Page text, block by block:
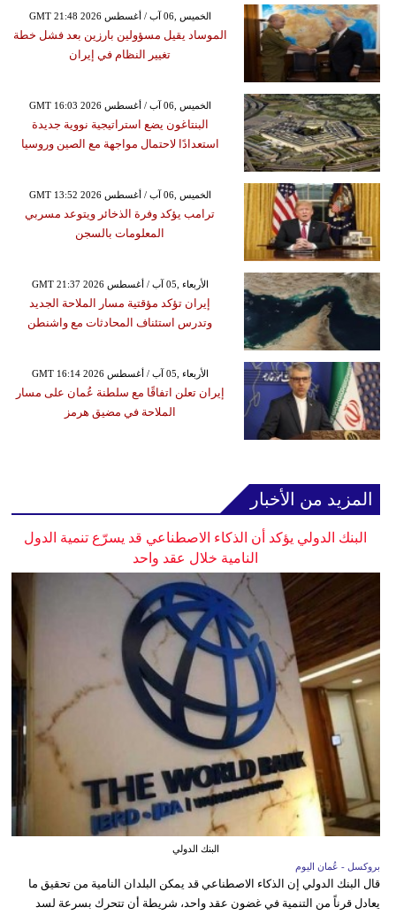
GMT 21:48 2026 الخميس ,06 آب / أغسطس
الموساد يقيل مسؤولين بارزين بعد فشل خطة
تغيير النظام في إيران
GMT 16:03 2026 الخميس ,06 آب / أغسطس
البنتاغون يضع استراتيجية نووية جديدة
استعدادًا لاحتمال مواجهة مع الصين وروسيا
GMT 13:52 2026 الخميس ,06 آب / أغسطس
ترامب يؤكد وفرة الذخائر ويتوعد مسربي
المعلومات بالسجن
GMT 21:37 2026 الأربعاء ,05 آب / أغسطس
إيران تؤكد مؤقتية مسار الملاحة الجديد
وتدرس استئناف المحادثات مع واشنطن
GMT 16:14 2026 الأربعاء ,05 آب / أغسطس
إيران تعلن اتفاقًا مع سلطنة عُمان على مسار
الملاحة في مضيق هرمز
المزيد من الأخبار
البنك الدولي يؤكد أن الذكاء الاصطناعي قد يسرّع تنمية الدول
النامية خلال عقد واحد
البنك الدولي
بروكسل - عُمان اليوم
قال البنك الدولي إن الذكاء الاصطناعي قد يمكن البلدان النامية من تحقيق ما
يعادل قرناً من التنمية في غضون عقد واحد، شريطة أن تتحرك بسرعة لسد